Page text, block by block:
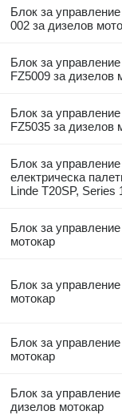
Блок за
002 за дизелов
Блок за
FZ5009 за дизелов
Блок за
FZ5035 за дизелов
Блок за управление
електрическа
Linde T20SP, Series
Блок за
мотокар
Блок за
мотокар
Блок за
мотокар
Блок за
дизелов мотокар